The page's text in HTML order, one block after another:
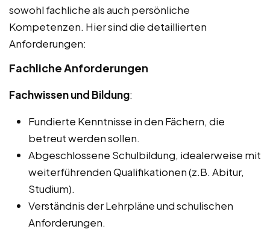
sowohl fachliche als auch persönliche
Kompetenzen. Hier sind die detaillierten
Anforderungen:
Fachliche Anforderungen
Fachwissen und Bildung:
Fundierte Kenntnisse in den Fächern, die
betreut werden sollen.
Abgeschlossene Schulbildung, idealerweise mit
weiterführenden Qualifikationen (z.B. Abitur,
Studium).
Verständnis der Lehrpläne und schulischen
Anforderungen.